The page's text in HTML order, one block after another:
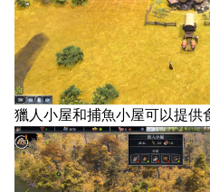
獵人小屋和捕魚小屋可以提供